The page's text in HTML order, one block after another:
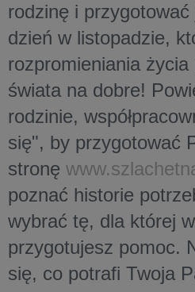
rodzinę i
dzień w listopadzie,
rozpromieniania
świata na dobre!
rodzinie,
się", by przygotować
stronę
poznać historie
wybrać tę, dla której
przygotujesz pomoc.
się, co potrafi Twoja